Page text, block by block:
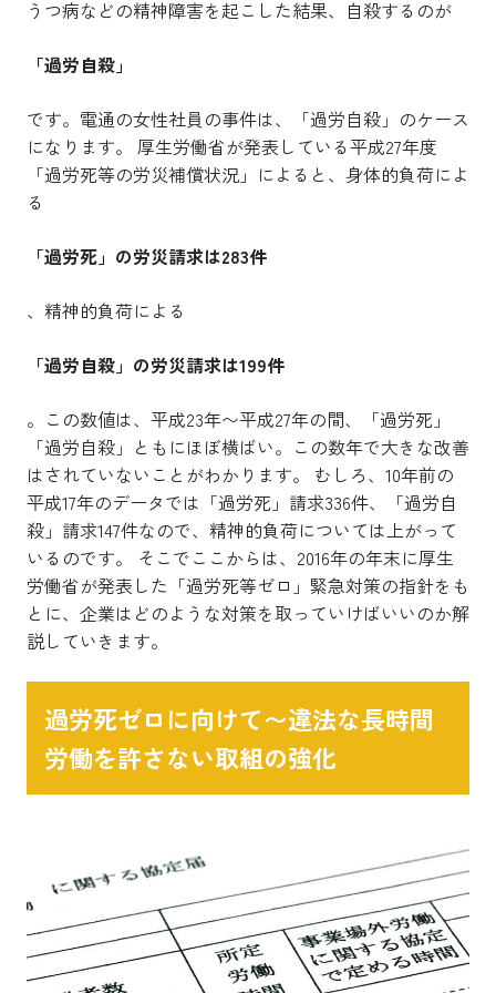
うつ病などの精神障害を起こした結果、自殺するのが
「過労自殺」
です。電通の女性社員の事件は、「過労自殺」のケース
になります。 厚生労働省が発表している平成27年度
「過労死等の労災補償状況」によると、身体的負荷によ
る
「過労死」の労災請求は283件
、精神的負荷による
「過労自殺」の労災請求は199件
。この数値は、平成23年〜平成27年の間、「過労死」
「過労自殺」ともにほぼ横ばい。この数年で大きな改善
はされていないことがわかります。 むしろ、10年前の
平成17年のデータでは「過労死」請求336件、「過労自
殺」請求147件なので、精神的負荷については上がって
いるのです。 そこでここからは、2016年の年末に厚生
労働省が発表した「過労死等ゼロ」緊急対策の指針をも
とに、企業はどのような対策を取っていけばいいのか解
説していきます。
過労死ゼロに向けて〜違法な長時間
労働を許さない取組の強化